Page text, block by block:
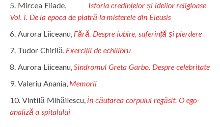
Mircea Eliade, Istoria credințelor și ideilor religioase
Vol. I. De la epoca de piatră la misterele din Eleusis
Aurora Liiceanu, Fără. Despre iubire, suferință și pierdere
Tudor Chirilă, Exerciții de echilibru
Aurora Liiceanu,Sindromul Greta Garbo. Despre celebritate
Valeriu Anania, Memorii
Vintilă Mihăilescu, În căutarea corpului regăsit. O ego-
analiză a spitalului